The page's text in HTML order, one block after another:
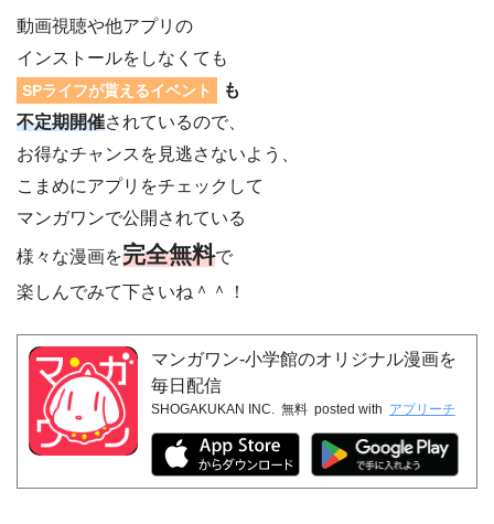
動画視聴や他アプリの
インストールをしなくても
SPライフが貰えるイベント
も
不定期開催されているので、
お得なチャンスを見逃さないよう、
こまめにアプリをチェックして
マンガワンで公開されている
様々な漫画を完全無料で
楽しんでみて下さいね＾＾！
マンガワン-小学館のオリジナル漫画を
毎日配信
SHOGAKUKAN INC. 無料 posted with アプリーチ